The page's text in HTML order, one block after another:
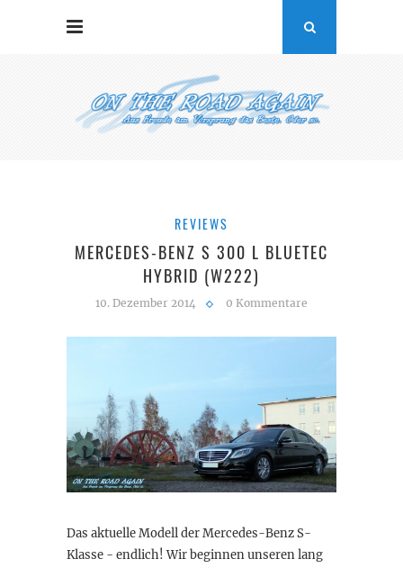
REVIEWS
MERCEDES-BENZ S 300 L BLUETEC
HYBRID (W222)
10. Dezember 2014 0 Kommentare
Das aktuelle Modell der Mercedes-Benz S-
Klasse - endlich! Wir beginnen unseren lang